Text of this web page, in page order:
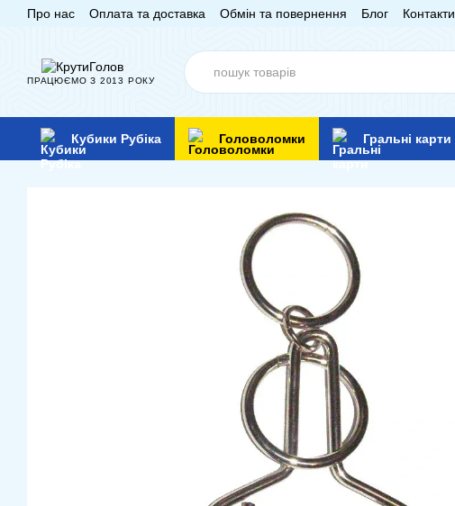
Перейти до основного контенту
Про нас Оплата та доставка Обмін та повернення Блог Контакти
ПРАЦЮЄМО З 2013 РОКУ
Кубики Рубіка Головоломки Гральні карти